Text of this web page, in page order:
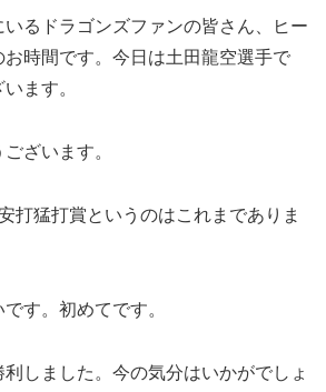
るドラゴンズファンの皆さん、ヒー
お時間です。今日は土田龍空選手で
ます。
ざいます。
打猛打賞というのはこれまでありま
す。初めてです。
しました。今の気分はいかがでしょ